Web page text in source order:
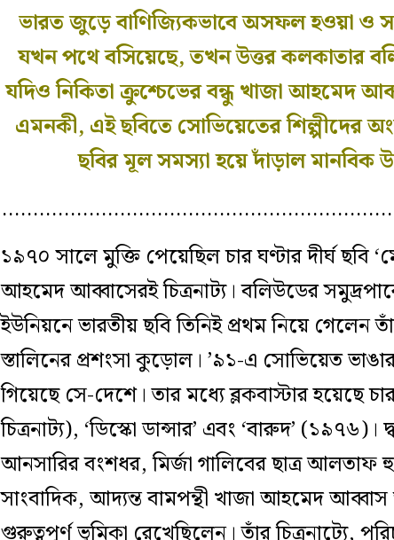
ভারত জুড়ে বাণিজ্যিকভাবে অসফল হওয়া ও
যখন পথে বসিয়েছে, তখন উত্তর কলকাতার
যদিও নিকিতা ক্রুশ্চেভের বন্ধু খাজা আহমেদ
এমনকী, এই ছবিতে সোভিয়েতের শিল্পীদের
ছবির মূল সমস্যা হয়ে দাঁড়াল মানবিক
১৯৭০ সালে মুক্তি পেয়েছিল চার ঘণ্টার দীর্ঘ ছবি
আহমেদ আব্বাসেরই চিত্রনাট‍্য। বলিউডের
ইউনিয়নে ভারতীয় ছবি তিনিই প্রথম নিয়ে
স্তালিনের প্রশংসা কুড়োল। ’৯১-এ সোভিয়েত
গিয়েছে সে-দেশে। তার মধ্যে ব্লকবাস্টার হয়েছে
চিত্রনাট্য), ‘ডিস্কো ডান্সার’ এবং ‘বারুদ’
আনসারির বংশধর, মির্জা গালিবের ছাত্র
সাংবাদিক, আদ‍্যন্ত বামপন্থী খাজা আহমেদ আব্বাস